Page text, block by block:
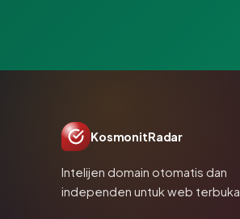
KosmonitRadar
Intelijen domain otomatis dan
independen untuk web terbuka.